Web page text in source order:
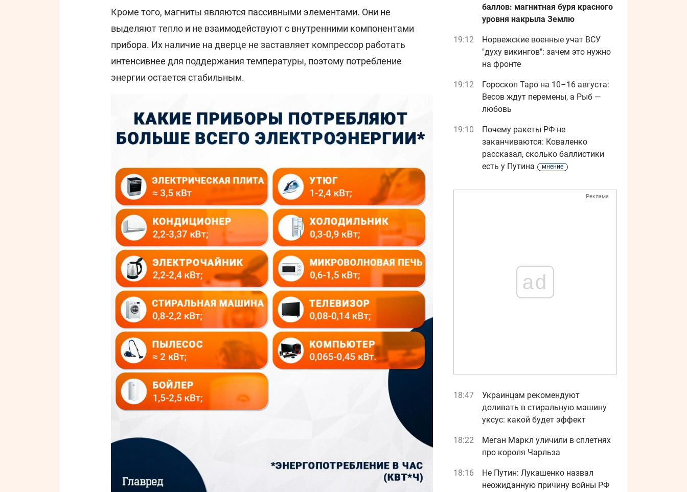
Кроме того, магниты являются пассивными элементами. Они не
выделяют тепло и не взаимодействуют с внутренними компонентами
прибора. Их наличие на дверце не заставляет компрессор работать
интенсивнее для поддержания температуры, поэтому потребление
энергии остается стабильным.
баллов: магнитная буря красного
уровня накрыла Землю
19:12
Норвежские военные учат ВСУ
"духу викингов": зачем это нужно
на фронте
19:12
Гороскоп Таро на 10–16 августа:
Весов ждут перемены, а Рыб —
любовь
19:10
Почему ракеты РФ не
заканчиваются: Коваленко
рассказал, сколько баллистики
есть у Путина
мнение
Реклама
ad
18:47
Украинцам рекомендуют
доливать в стиральную машину
уксус: какой будет эффект
18:22
Меган Маркл уличили в сплетнях
про короля Чарльза
18:16
Не Путин: Лукашенко назвал
неожиданную причину войны РФ